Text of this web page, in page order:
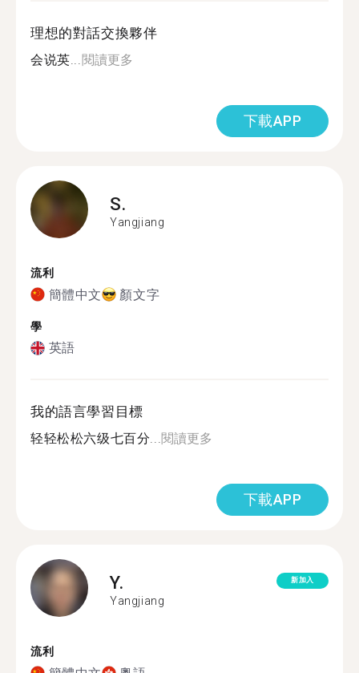
理想的對話交換夥伴
会说英...閱讀更多
下載APP
S.
Yangjiang
流利
簡體中文 顏文字
學
英語
我的語言學習目標
轻轻松松六级七百分...閱讀更多
下載APP
Y.
Yangjiang
新加入
流利